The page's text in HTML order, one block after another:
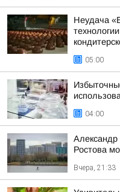
Неудача
05:00
04:00
Александр
Ростова
Вчера, 21:33